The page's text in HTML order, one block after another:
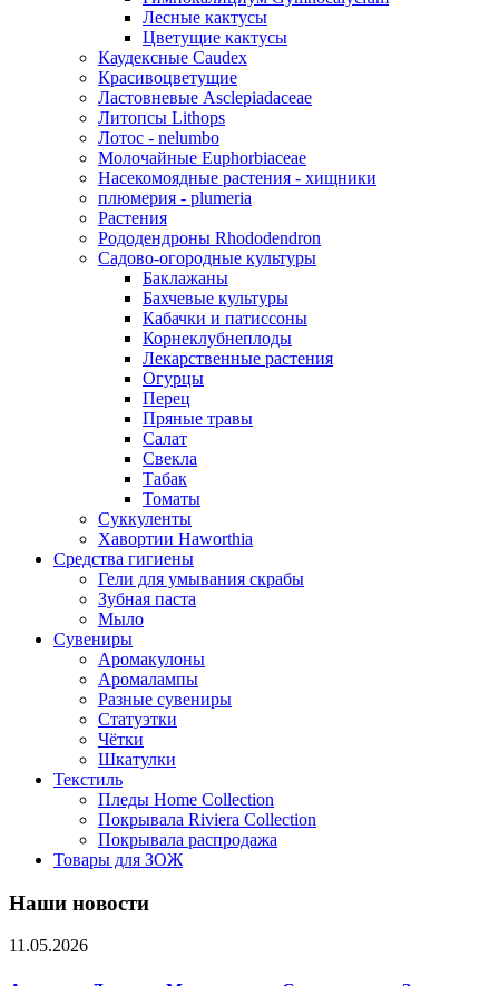
Лесные кактусы
Цветущие кактусы
Каудексные Caudex
Красивоцветущие
Ластовневые Asclepiadaceae
Литопсы Lithops
Лотос - nelumbo
Молочайные Euphorbiaceae
Насекомоядные растения - хищники
плюмерия - plumeria
Растения
Рододендроны Rhododendron
Садово-огородные культуры
Баклажаны
Бахчевые культуры
Кабачки и патиссоны
Корнеклубнеплоды
Лекарственные растения
Огурцы
Перец
Пряные травы
Салат
Свекла
Табак
Томаты
Суккуленты
Хавортии Haworthia
Средства гигиены
Гели для умывания скрабы
Зубная паста
Мыло
Сувениры
Аромакулоны
Аромалампы
Разные сувениры
Статуэтки
Чётки
Шкатулки
Текстиль
Пледы Home Collection
Покрывала Riviera Collection
Покрывала распродажа
Товары для ЗОЖ
Наши новости
11.05.2026